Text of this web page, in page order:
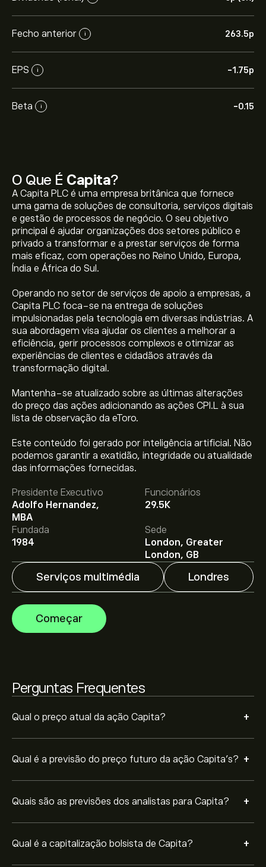
Fecho anterior i 263.5‎p‎
EPS i -1.75‎p‎
Beta i -0.15
O Que É Capita?
A Capita PLC é uma empresa britânica que fornece
uma gama de soluções de consultoria, serviços digitais
e gestão de processos de negócio. O seu objetivo
principal é ajudar organizações dos setores público e
privado a transformar e a prestar serviços de forma
mais eficaz, com operações no Reino Unido, Europa,
Índia e África do Sul.
Operando no setor de serviços de apoio a empresas, a
Capita PLC foca-se na entrega de soluções
impulsionadas pela tecnologia em diversas indústrias. A
sua abordagem visa ajudar os clientes a melhorar a
eficiência, gerir processos complexos e otimizar as
experiências de clientes e cidadãos através da
transformação digital.
Mantenha-se atualizado sobre as últimas alterações
do preço das ações adicionando as ações CPI.L à sua
lista de observação da eToro.
Este conteúdo foi gerado por inteligência artificial. Não
podemos garantir a exatidão, integridade ou atualidade
das informações fornecidas.
Presidente Executivo
Adolfo Hernandez,
MBA
Funcionários
29.5K
Fundada
1984
Sede
London, Greater
London, GB
Serviços multimédia Londres
Começar
Perguntas Frequentes
Qual o preço atual da ação Capita? +
O preço atual da CPI.L é 263.5000‎p‎.
Qual é a previsão do preço futuro da ação Capita’s? +
O preço médio alvo para Capita é 263.5000‎p‎.
na eToro para previsões detalhadas de analistas e
metas de preço.
Quais são as previsões dos analistas para Capita? +
Os analistas oferecem previsões para Capita com base
em tendências de mercado, relatórios financeiros e
projeções de crescimento. Descubra a previsão mais
recente para os movimentos futuros dos preços.
Qual é a capitalização bolsista de Capita? +
A capitalização bolsista de Capita é 316.21M‎p‎